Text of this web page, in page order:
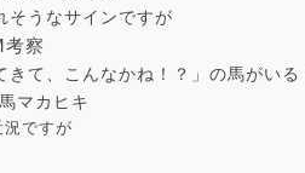
そうなサインですが
考察
きて、こんなかね！？」の馬がいる
マカヒキ
況ですが